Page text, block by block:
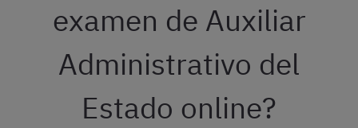
examen de Auxiliar
Administrativo del
Estado online?